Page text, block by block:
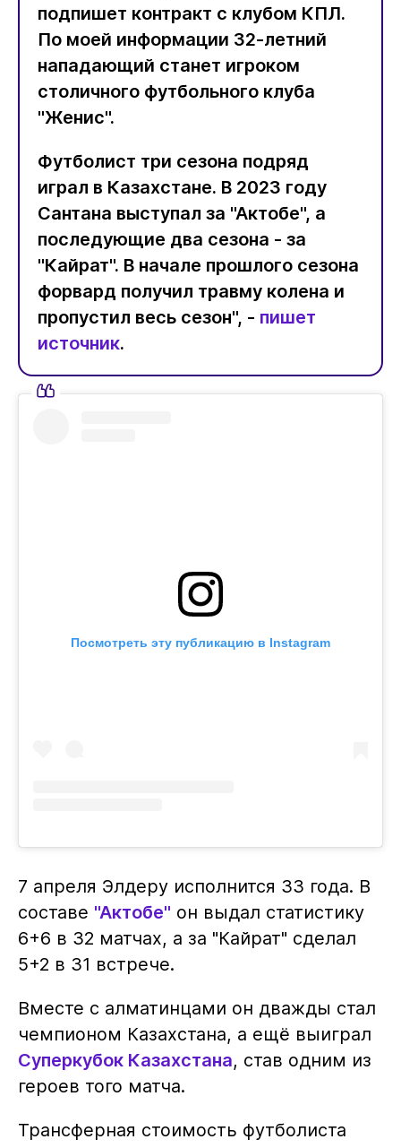
подпишет контракт с клубом КПЛ.
По моей информации 32-летний
нападающий станет игроком
столичного футбольного клуба
"Женис".
Футболист три сезона подряд
играл в Казахстане. В 2023 году
Сантана выступал за "Актобе", а
последующие два сезона - за
"Кайрат". В начале прошлого сезона
форвард получил травму колена и
пропустил весь сезон", - пишет
источник.
Посмотреть эту публикацию в Instagram
7 апреля Элдеру исполнится 33 года. В
составе "Актобе" он выдал статистику
6+6 в 32 матчах, а за "Кайрат" сделал
5+2 в 31 встрече.
Вместе с алматинцами он дважды стал
чемпионом Казахстана, а ещё выиграл
Суперкубок Казахстана, став одним из
героев того матча.
Трансферная стоимость футболиста